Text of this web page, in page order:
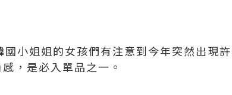
小姐姐的女孩們有注意到今年突然出現
，是必入單品之一。